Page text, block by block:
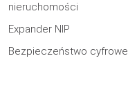
nieruchomości
Expander NIP
Bezpieczeństwo cyfrowe